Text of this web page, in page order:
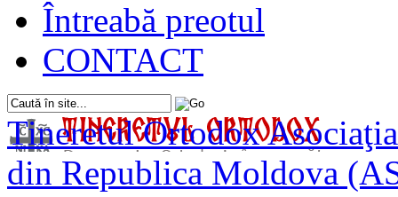
Întreabă preotul
CONTACT
Tineretul Ortodox
din Republica Moldova